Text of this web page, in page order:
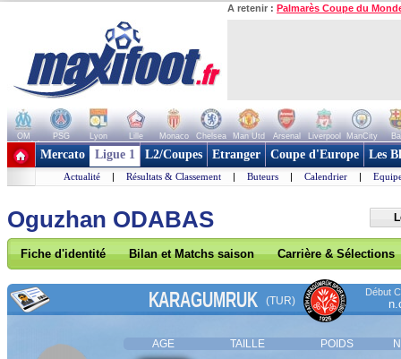
A retenir : Palmarès Coupe du
OM PSG Lyon Lille Monaco Chelsea Man Utd Arsenal Liverpool ManCity
+ de clubs
Mercato Ligue 1 L2/Coupes Etranger Coupe d'Europe Les
Actualité | Résultats & Classement | Buteurs | Calendrier |
Oguzhan ODABAS
Fiche d'identité Bilan et Matchs saison Carrière & Sélections
KARAGUMRUK (TUR)
Début
AGE TAILLE POIDS